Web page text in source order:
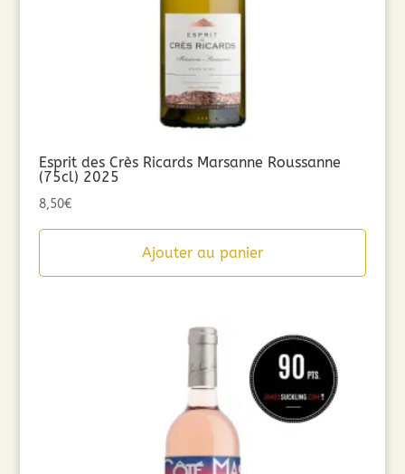
Esprit des Crès Ricards Marsanne Roussanne
(75cl) 2025
8,50€
Ajouter au panier